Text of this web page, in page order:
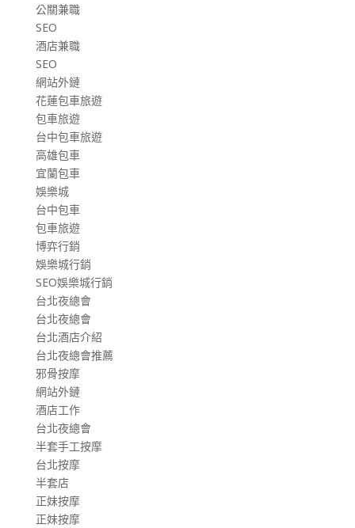
公關兼職
SEO
酒店兼職
SEO
網站外鏈
花蓮包車旅遊
包車旅遊
台中包車旅遊
高雄包車
宜蘭包車
娛樂城
台中包車
包車旅遊
博弈行銷
娛樂城行銷
SEO娛樂城行銷
台北夜總會
台北夜總會
台北酒店介紹
台北夜總會推薦
邪骨按摩
網站外鏈
酒店工作
台北夜總會
半套手工按摩
台北按摩
半套店
正妹按摩
正妹按摩